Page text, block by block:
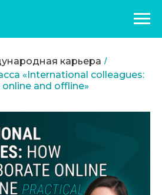
карьера /
«International colleagues:
and offline»